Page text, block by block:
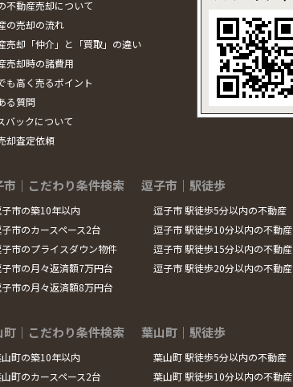
不動産売却について
の売却の流れ
売却「仲介」と「買取」の違い
売却時の諸費用
も高く売るポイント
る質問
バックについて
却査定依頼
市｜こだわり条件検索
市の築10年以内
市のカースペース2台
市のプライスダウン物件
市の月々返済額7万円台
市の月々返済額8万円台
逗子市｜駅徒歩
逗子市 駅徒歩5分以内の不動産
逗子市 駅徒歩10分以内の不動産
逗子市 駅徒歩15分以内の不動産
逗子市 駅徒歩20分以内の不動産
町｜こだわり条件検索
町の築10年以内
町のカースペース2台
葉山町｜駅徒歩
葉山町 駅徒歩5分以内の不動産
葉山町 駅徒歩10分以内の不動産